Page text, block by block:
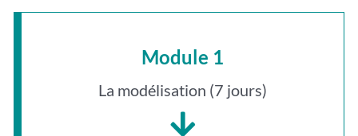
Module 1
La modélisation (7 jours)